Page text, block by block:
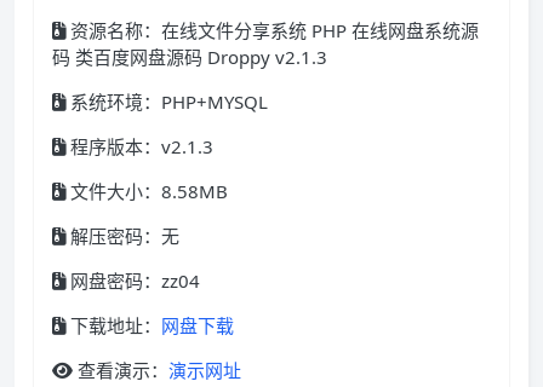
资源名称：在线文件分享系统 PHP 在线网盘系统源
码 类百度网盘源码 Droppy v2.1.3
系统环境：PHP+MYSQL
程序版本：v2.1.3
文件大小：8.58MB
解压密码：无
网盘密码：zz04
下载地址： 网盘下载
查看演示： 演示网址